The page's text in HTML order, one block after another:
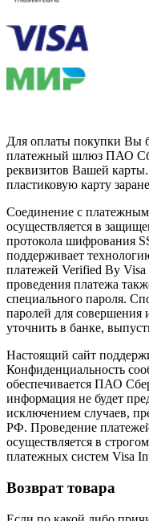
Для оплаты покупки Вы
платежный шлюз ПАО
реквизитов Вашей
пластиковую карту
Соединение с
осуществляется в
протокола шифрования
поддерживает
платежей Verified By Visa
проведения платежа
специального пароля.
паролей для
уточнить в банке,
Настоящий сайт
Конфиденциальность
обеспечивается ПАО
информация не будет
исключением случаев,
РФ. Проведение
осуществляется в
платежных систем Visa
Возврат товара